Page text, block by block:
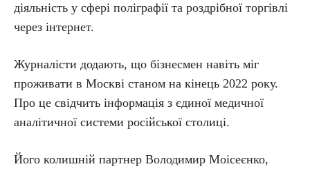
діяльність у сфері поліграфії та роздрібної торгівлі
через інтернет.
Журналісти додають, що бізнесмен навіть міг
проживати в Москві станом на кінець 2022 року.
Про це свідчить інформація з єдиної медичної
аналітичної системи російської столиці.
Його колишній партнер Володимир Моісеєнко,